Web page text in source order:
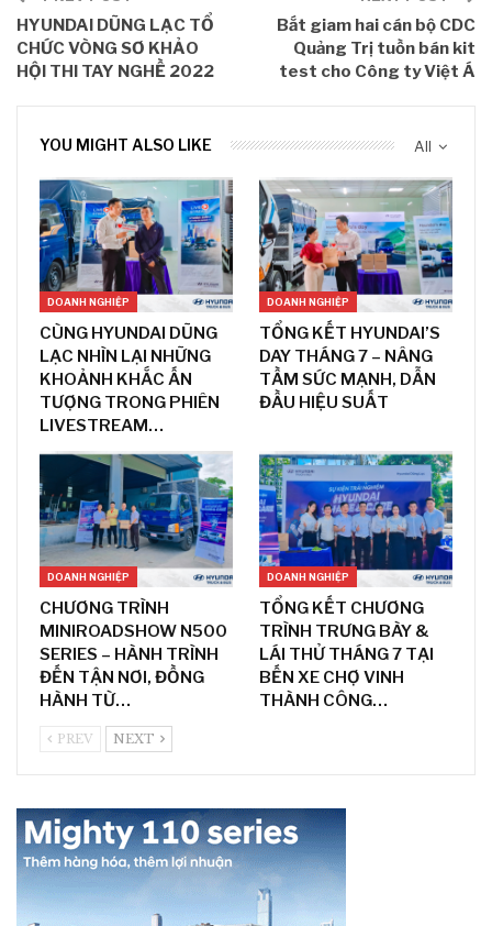
HYUNDAI DŨNG LẠC TỔ
CHỨC VÒNG SƠ KHẢO
HỘI THI TAY NGHỀ 2022
Bắt giam hai cán bộ CDC
Quảng Trị tuồn bán kit
test cho Công ty Việt Á
All
YOU MIGHT ALSO LIKE
DOANH NGHIỆP
CÙNG HYUNDAI DŨNG
LẠC NHÌN LẠI NHỮNG
KHOẢNH KHẮC ẤN
TƯỢNG TRONG PHIÊN
LIVESTREAM…
DOANH NGHIỆP
TỔNG KẾT HYUNDAI’S
DAY THÁNG 7 – NÂNG
TẦM SỨC MẠNH, DẪN
ĐẦU HIỆU SUẤT
DOANH NGHIỆP
CHƯƠNG TRÌNH
MINIROADSHOW N500
SERIES – HÀNH TRÌNH
ĐẾN TẬN NƠI, ĐỒNG
HÀNH TỪ…
DOANH NGHIỆP
TỔNG KẾT CHƯƠNG
TRÌNH TRƯNG BÀY &
LÁI THỬ THÁNG 7 TẠI
BẾN XE CHỢ VINH
THÀNH CÔNG…
PREV NEXT